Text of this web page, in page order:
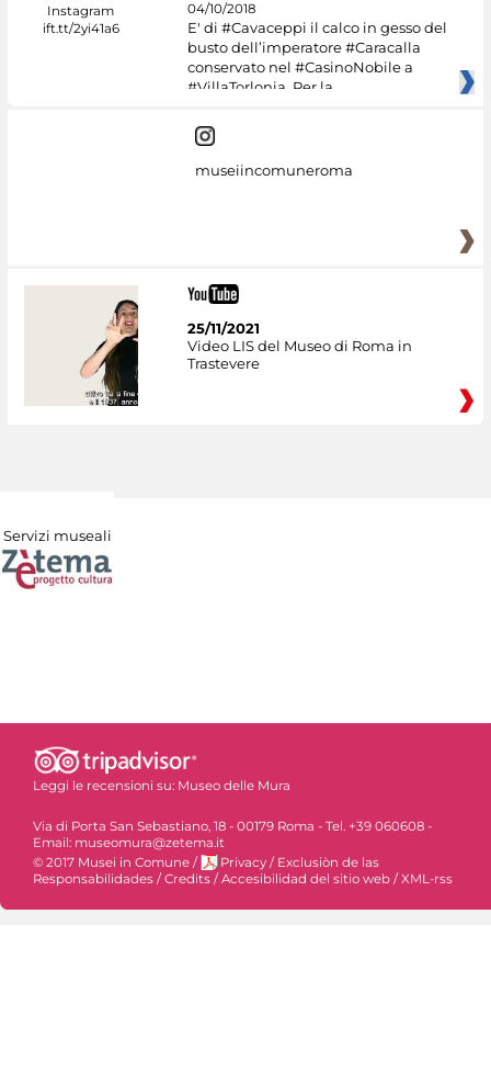
04/10/2018
E' di #Cavaceppi il calco in gesso del
busto dell’imperatore #Caracalla
conservato nel #CasinoNobile a
#VillaTorlonia. Per la
museiincomuneroma
25/11/2021
Video LIS del Museo di Roma in
Trastevere
Servizi museali
Leggi le recensioni su: Museo delle Mura
Via di Porta San Sebastiano, 18 - 00179 Roma - Tel. +39 060608 -
Email: museomura@zetema.it
© 2017 Musei in Comune / Privacy / Exclusiòn de las
Responsabilidades /Credits /Accesibilidad del sitio web /XML-rss